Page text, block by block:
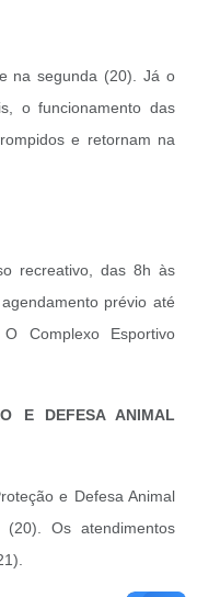
na segunda (20). Já o
o funcionamento das
e retornam na
recreativo, das 8h às
prévio até
Complexo Esportivo
E DEFESA ANIMAL
e Defesa Animal
(20). Os atendimentos